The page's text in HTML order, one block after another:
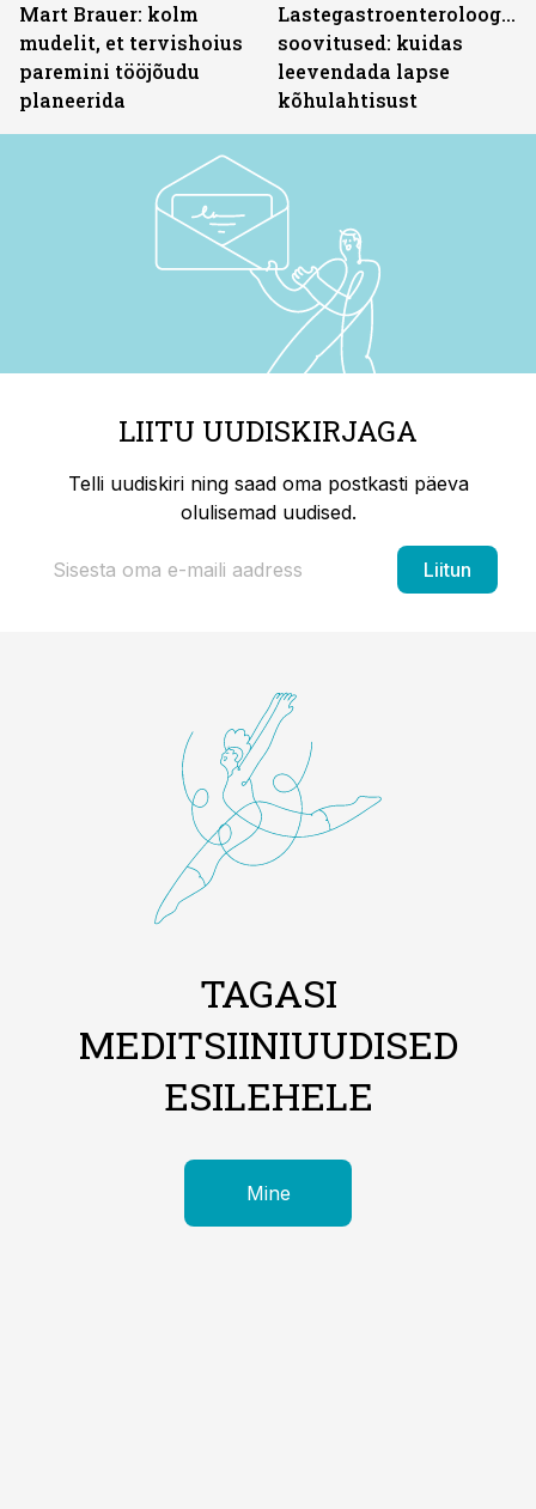
Mart Brauer: kolm
mudelit, et tervishoius
paremini tööjõudu
planeerida
Lastegastroenteroloogide
soovitused: kuidas
leevendada lapse
kõhulahtisust
LIITU UUDISKIRJAGA
Telli uudiskiri ning saad oma postkasti päeva
olulisemad uudised.
Liitun
TAGASI
MEDITSIINIUUDISED
ESILEHELE
Mine